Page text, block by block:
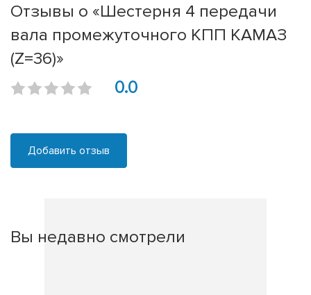
Отзывы о «Шестерня 4 передачи
вала промежуточного КПП КАМАЗ
(Z=36)»
0.0
Добавить отзыв
Вы недавно смотрели